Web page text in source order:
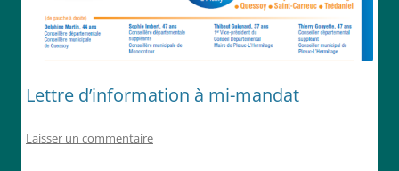
Lettre d’information à mi-mandat
Laisser un commentaire